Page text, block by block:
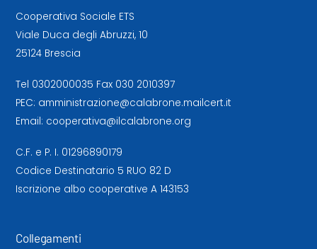
Cooperativa Sociale ETS
Viale Duca degli Abruzzi, 10
25124 Brescia
Tel 0302000035 Fax 030 2010397
PEC: amministrazione@calabrone.mailcert.it
Email: cooperativa@ilcalabrone.org
C.F. e P. I. 01296890179
Codice Destinatario 5 RUO 82 D
Iscrizione albo cooperative A 143153
Collegamenti